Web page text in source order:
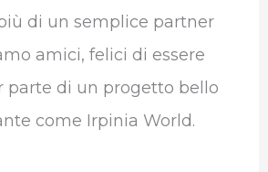
di un semplice partner
amici, felici di essere
parte di un progetto bello
come Irpinia World.